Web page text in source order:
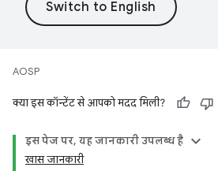
AOSP
क्या इस कॉन्टेंट से आपको मदद मिली?
इस पेज पर, यह जानकारी उपलब्ध है
खास जानकारी